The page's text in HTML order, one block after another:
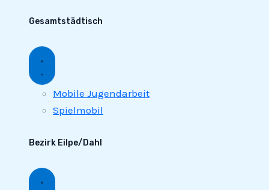
Gesamtstädtisch
Mobile Jugendarbeit
Spielmobil
Bezirk Eilpe/Dahl